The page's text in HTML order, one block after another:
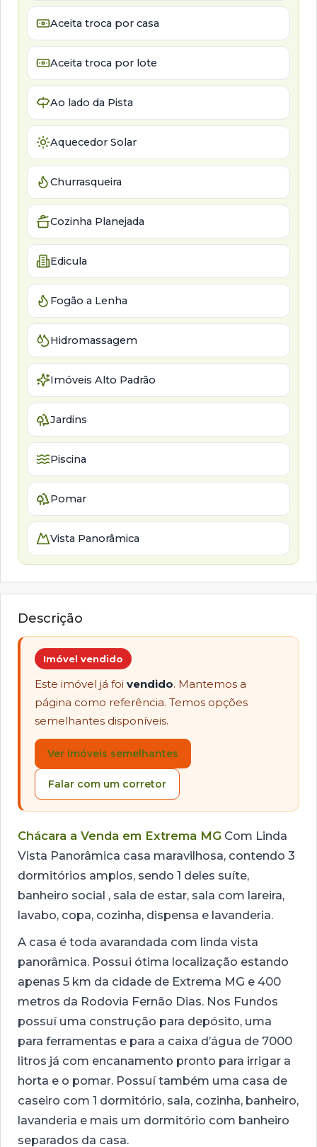
Aceita troca por casa
Aceita troca por lote
Ao lado da Pista
Aquecedor Solar
Churrasqueira
Cozinha Planejada
Edicula
Fogão a Lenha
Hidromassagem
Imóveis Alto Padrão
Jardins
Piscina
Pomar
Vista Panorâmica
Descrição
Imóvel vendido
Este imóvel já foi vendido. Mantemos a
página como referência. Temos opções
semelhantes disponíveis.
Ver imóveis semelhantes
Falar com um corretor
Chácara a Venda em Extrema MG Com Linda
Vista Panorâmica casa maravilhosa, contendo 3
dormitórios amplos, sendo 1 deles suíte,
banheiro social , sala de estar, sala com lareira,
lavabo, copa, cozinha, dispensa e lavanderia.
A casa é toda avarandada com linda vista
panorâmica. Possui ótima localização estando
apenas 5 km da cidade de Extrema MG e 400
metros da Rodovia Fernão Dias. Nos Fundos
possuí uma construção para depósito, uma
para ferramentas e para a caixa d’água de 7000
litros já com encanamento pronto para irrigar a
horta e o pomar. Possuí também uma casa de
caseiro com 1 dormitório, sala, cozinha, banheiro,
lavanderia e mais um dormitório com banheiro
separados da casa.